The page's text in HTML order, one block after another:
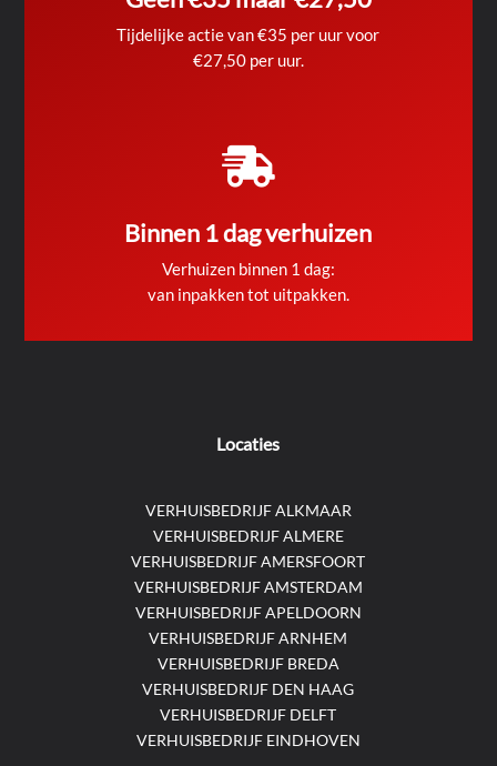
Tijdelijke actie van €35 per uur voor
€27,50 per uur.

Binnen 1 dag verhuizen
Verhuizen binnen 1 dag:
van inpakken tot uitpakken.
Locaties
VERHUISBEDRIJF ALKMAAR
VERHUISBEDRIJF ALMERE
VERHUISBEDRIJF AMERSFOORT
VERHUISBEDRIJF AMSTERDAM
VERHUISBEDRIJF APELDOORN
VERHUISBEDRIJF ARNHEM
VERHUISBEDRIJF BREDA
VERHUISBEDRIJF DEN HAAG
VERHUISBEDRIJF DELFT
VERHUISBEDRIJF EINDHOVEN